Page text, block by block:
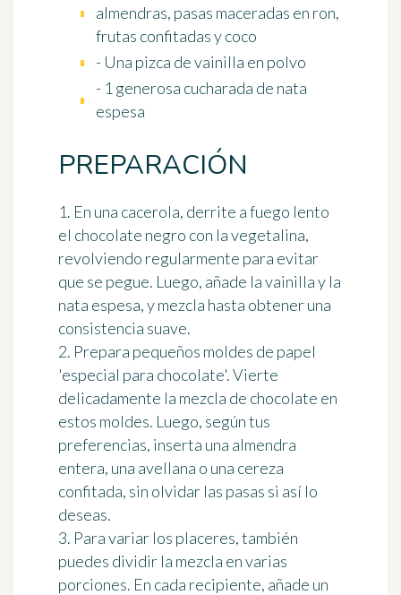
almendras, pasas maceradas en ron,
frutas confitadas y coco
- Una pizca de vainilla en polvo
- 1 generosa cucharada de nata
espesa
PREPARACIÓN
1. En una cacerola, derrite a fuego lento
el chocolate negro con la vegetalina,
revolviendo regularmente para evitar
que se pegue. Luego, añade la vainilla y la
nata espesa, y mezcla hasta obtener una
consistencia suave.
2. Prepara pequeños moldes de papel
'especial para chocolate'. Vierte
delicadamente la mezcla de chocolate en
estos moldes. Luego, según tus
preferencias, inserta una almendra
entera, una avellana o una cereza
confitada, sin olvidar las pasas si así lo
deseas.
3. Para variar los placeres, también
puedes dividir la mezcla en varias
porciones. En cada recipiente, añade un